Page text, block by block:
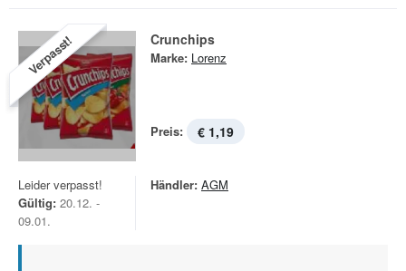
Verpasst! Crunchips
Marke: Lorenz
Preis: € 1,19
Leider verpasst!
Gültig: 20.12. -
09.01.
Händler: AGM